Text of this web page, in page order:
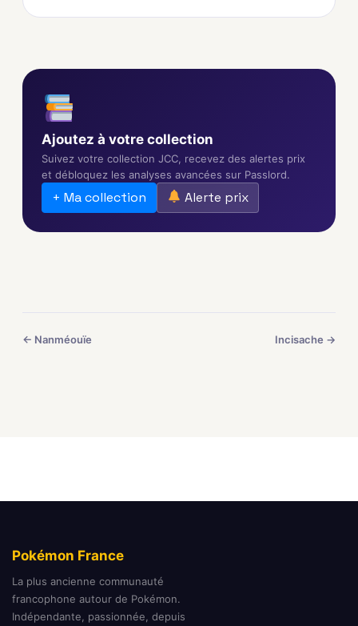
Ajoutez à votre collection
Suivez votre collection JCC, recevez des alertes prix
et débloquez les analyses avancées sur Passlord.
+ Ma collection Alerte prix
← Nanméouïe Incisache →
Pokémon France
La plus ancienne communauté
francophone autour de Pokémon.
Indépendante, passionnée, depuis